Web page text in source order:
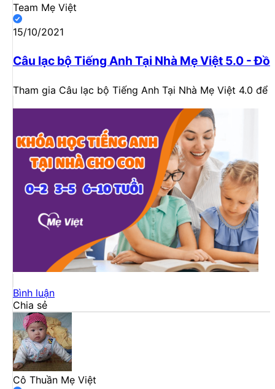
Team Mẹ Việt
15/10/2021
Câu lạc bộ Tiếng Anh Tại Nhà Mẹ Việt 5.0 -
Tham gia Câu lạc bộ Tiếng Anh Tại Nhà Mẹ Việt 4.0
Bình luận
Chia sẻ
Cô Thuần Mẹ Việt